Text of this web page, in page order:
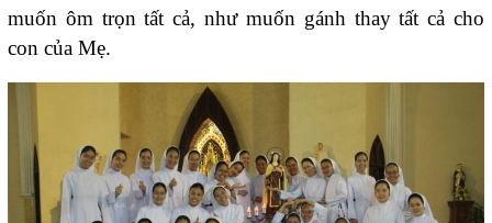
muốn ôm trọn tất cả, như muốn gánh thay tất cả cho
con của Mẹ.